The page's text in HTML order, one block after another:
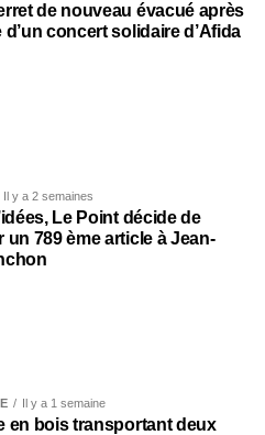
de nouveau évacué après
d’un concert solidaire d’Afida
Il y a 2 semaines
Le Point décide de
un 789 ème article à Jean-
Il y a 1 semaine
en bois transportant deux